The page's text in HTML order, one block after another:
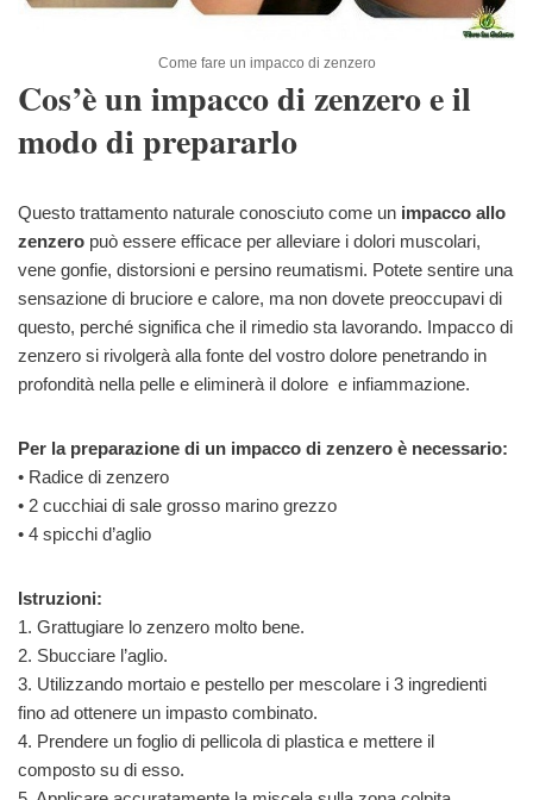
Come fare un impacco di zenzero
Cos’è un impacco di zenzero e il
modo di prepararlo
Questo trattamento naturale conosciuto come un impacco allo
zenzero può essere efficace per alleviare i dolori muscolari,
vene gonfie, distorsioni e persino reumatismi. Potete sentire una
sensazione di bruciore e calore, ma non dovete preoccupavi di
questo, perché significa che il rimedio sta lavorando. Impacco di
zenzero si rivolgerà alla fonte del vostro dolore penetrando in
profondità nella pelle e eliminerà il dolore e infiammazione.
Per la preparazione di un impacco di zenzero è necessario:
• Radice di zenzero
• 2 cucchiai di sale grosso marino grezzo
• 4 spicchi d’aglio
Istruzioni:
1. Grattugiare lo zenzero molto bene.
2. Sbucciare l’aglio.
3. Utilizzando mortaio e pestello per mescolare i 3 ingredienti
fino ad ottenere un impasto combinato.
4. Prendere un foglio di pellicola di plastica e mettere il
composto su di esso.